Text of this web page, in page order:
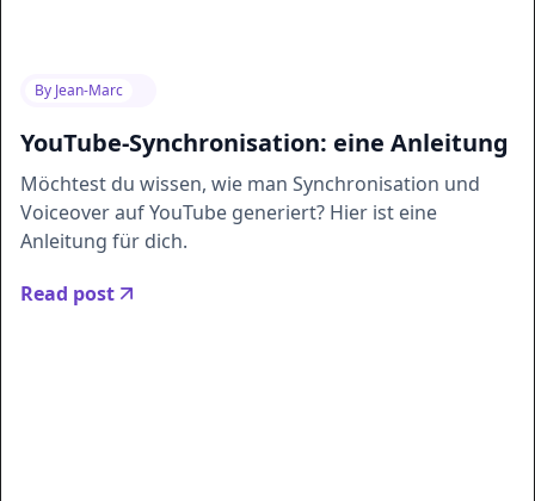
By Jean-Marc
YouTube-Synchronisation: eine Anleitung
Möchtest du wissen, wie man Synchronisation und
Voiceover auf YouTube generiert? Hier ist eine
Anleitung für dich.
Read post